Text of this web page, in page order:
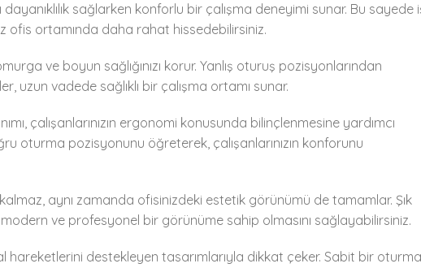
sağlarken konforlu bir çalışma deneyimi sunar. Bu sayede
ofis ortamında daha rahat hissedebilirsiniz.
ve boyun sağlığınızı korur. Yanlış oturuş pozisyonlarından
uzun vadede sağlıklı bir çalışma ortamı sunar.
çalışanlarınızın ergonomi konusunda bilinçlenmesine yardımcı
oturma pozisyonunu öğreterek, çalışanlarınızın konforunu
aynı zamanda ofisinizdeki estetik görünümü de tamamlar. Şık
modern ve profesyonel bir görünüme sahip olmasını sağlayabilirsiniz.
hareketlerini destekleyen tasarımlarıyla dikkat çeker. Sabit bir oturma